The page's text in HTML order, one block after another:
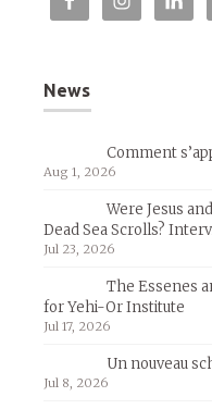
News
Comment
Aug 1, 2026
Were Jesus
Dead Sea Scrolls?
Jul 23, 2026
The Essenes
for Yehi-Or Institute
Jul 17, 2026
Un nouveau
Jul 8, 2026